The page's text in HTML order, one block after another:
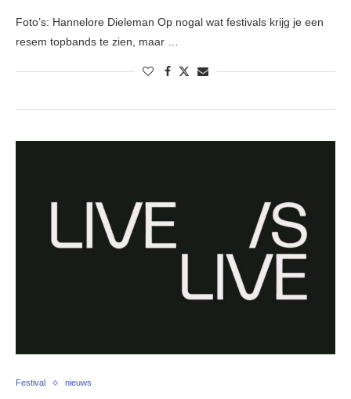
Foto’s: Hannelore Dieleman Op nogal wat festivals krijg je een
resem topbands te zien, maar …
Festival nieuws